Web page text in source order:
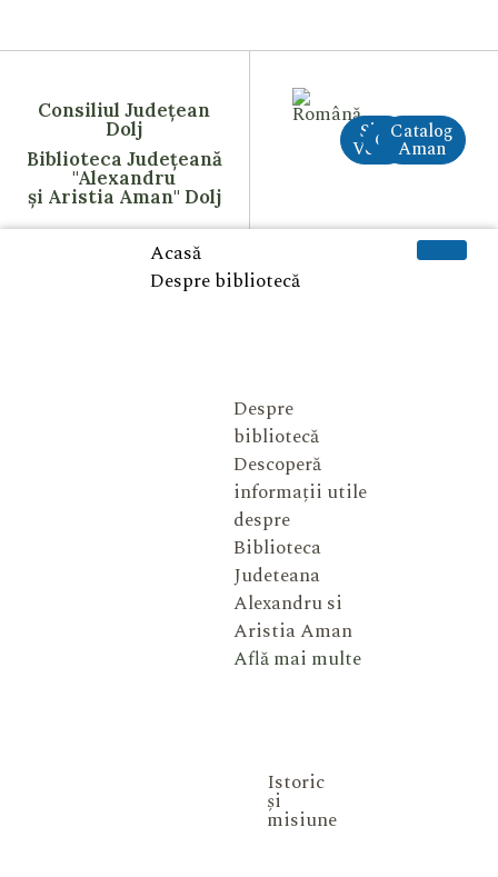
Consiliul Județean
Dolj
Biblioteca Județeană
"Alexandru
și Aristia Aman" Dolj
Site
VechiCreAI
Catalog
Aman
Acasă
Despre bibliotecă
Despre
bibliotecă
Descoperă
informații utile
despre
Biblioteca
Judeteana
Alexandru si
Aristia Aman
Află mai multe
Istoric
și
misiune